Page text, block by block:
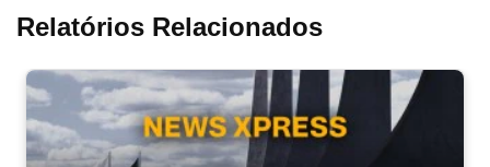
Relatórios Relacionados